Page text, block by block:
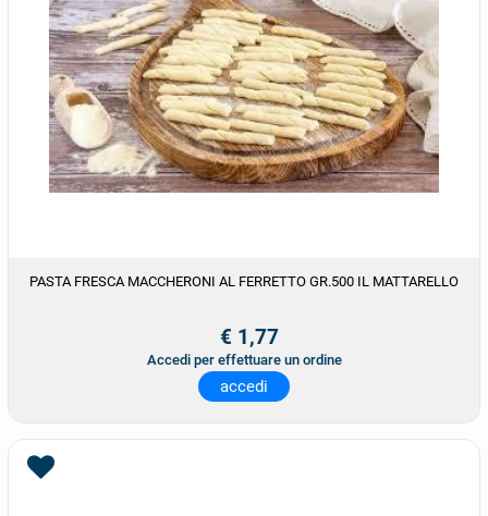
PASTA FRESCA MACCHERONI AL FERRETTO GR.500 IL MATTARELLO
€ 1,77
Accedi per effettuare un ordine
accedi